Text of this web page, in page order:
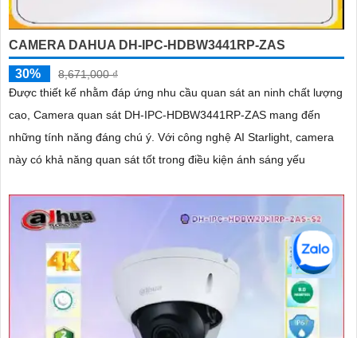
CAMERA DAHUA DH-IPC-HDBW3441RP-ZAS
30%
8,671,000 ₫
Được thiết kế nhằm đáp ứng nhu cầu quan sát an ninh chất lượng
cao, Camera quan sát DH-IPC-HDBW3441RP-ZAS mang đến
những tính năng đáng chú ý. Với công nghệ AI Starlight, camera
này có khả năng quan sát tốt trong điều kiện ánh sáng yếu